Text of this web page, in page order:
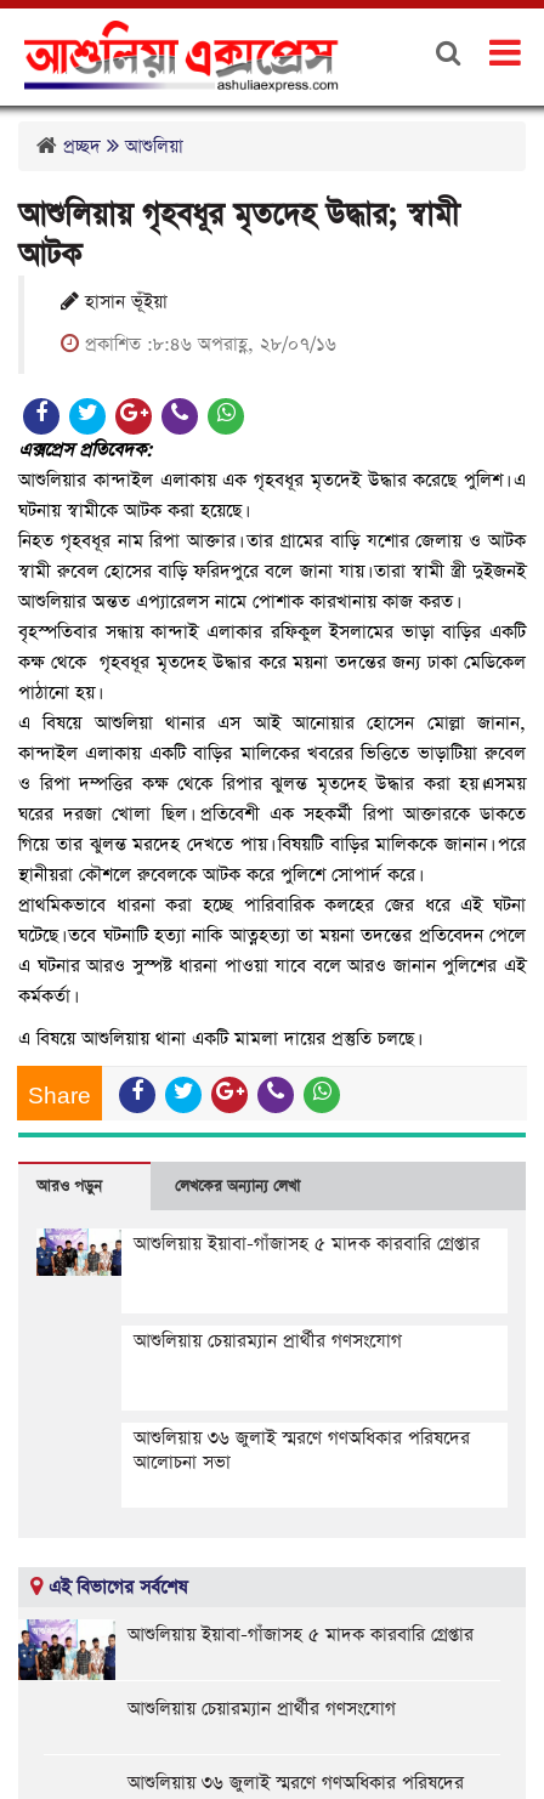
প্রচ্ছদ আশুলিয়া
আশুলিয়ায় গৃহবধূর মৃতদেহ উদ্ধার; স্বামী
আটক
হাসান ভূঁইয়া
প্রকাশিত :৮:৪৬ অপরাহ্ণ, ২৮/০৭/১৬
এক্সপ্রেস প্রতিবেদক:
আশুলিয়ার কান্দাইল এলাকায় এক গৃহবধূর মৃতদেই উদ্ধার করেছে পুলিশ। এ
ঘটনায় স্বামীকে আটক করা হয়েছে।
নিহত গৃহবধূর নাম রিপা আক্তার। তার গ্রামের বাড়ি যশোর জেলায় ও আটক
স্বামী রুবেল হোসের বাড়ি ফরিদপুরে বলে জানা যায়। তারা স্বামী স্ত্রী দুইজনই
আশুলিয়ার অন্তত এপ্যারেলস নামে পোশাক কারখানায় কাজ করত।
বৃহস্পতিবার সন্ধায় কান্দাই এলাকার রফিকুল ইসলামের ভাড়া বাড়ির একটি
কক্ষ থেকে গৃহবধূর মৃতদেহ উদ্ধার করে ময়না তদন্তের জন্য ঢাকা মেডিকেল
পাঠানো হয়।
এ বিষয়ে আশুলিয়া থানার এস আই আনোয়ার হোসেন মোল্লা জানান,
কান্দাইল এলাকায় একটি বাড়ির মালিকের খবরের ভিত্তিতে ভাড়াটিয়া রুবেল
ও রিপা দম্পত্তির কক্ষ থেকে রিপার ঝুলন্ত মৃতদেহ উদ্ধার করা হয়।এসময়
ঘরের দরজা খোলা ছিল। প্রতিবেশী এক সহকর্মী রিপা আক্তারকে ডাকতে
গিয়ে তার ঝুলন্ত মরদেহ দেখতে পায়। বিষয়টি বাড়ির মালিককে জানান। পরে
স্থানীয়রা কৌশলে রুবেলকে আটক করে পুলিশে সোপার্দ করে।
প্রাথমিকভাবে ধারনা করা হচ্ছে পারিবারিক কলহের জের ধরে এই ঘটনা
ঘটেছে। তবে ঘটনাটি হত্যা নাকি আত্নহত্যা তা ময়না তদন্তের প্রতিবেদন পেলে
এ ঘটনার আরও সুস্পষ্ট ধারনা পাওয়া যাবে বলে আরও জানান পুলিশের এই
কর্মকর্তা।
এ বিষয়ে আশুলিয়ায় থানা একটি মামলা দায়ের প্রস্তুতি চলছে।
Share
আরও পড়ুন লেখকের অন্যান্য লেখা
আশুলিয়ায় ইয়াবা-গাঁজাসহ ৫ মাদক কারবারি গ্রেপ্তার
আশুলিয়ায় চেয়ারম্যান প্রার্থীর গণসংযোগ
আশুলিয়ায় ৩৬ জুলাই স্মরণে গণঅধিকার পরিষদের
আলোচনা সভা
এই বিভাগের সর্বশেষ
আশুলিয়ায় ইয়াবা-গাঁজাসহ ৫ মাদক কারবারি গ্রেপ্তার
আশুলিয়ায় চেয়ারম্যান প্রার্থীর গণসংযোগ
আশুলিয়ায় ৩৬ জুলাই স্মরণে গণঅধিকার পরিষদের